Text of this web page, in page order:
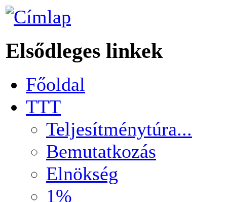
Elsődleges linkek
Főoldal
TTT
Teljesítménytúra...
Bemutatkozás
Elnökség
1%